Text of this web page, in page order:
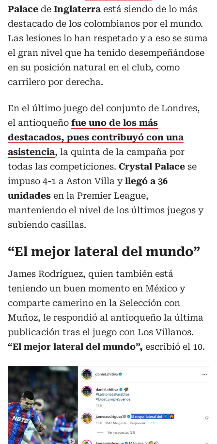
Palace de Inglaterra está siendo de lo más
destacado de los colombianos por el mundo.
Las lesiones lo han respetado y a eso se suma
el gran nivel que ha tenido desempeñándose
en su posición natural en el club, como
carrilero por derecha.
En el último juego del conjunto de Londres,
el antioqueño fue uno de los más
destacados, pues contribuyó con una
asistencia, la quinta de la campaña por
todas las competiciones. Crystal Palace se
impuso 4-1 a Aston Villa yllegó a 36
unidades en la Premier League,
manteniendo el nivel de los últimos juegos y
subiendo casillas.
“El mejor lateral del mundo”
James Rodríguez, quien también está
teniendo un buen momento en México y
comparte camerino en la Selección con
Muñoz, le respondió al antioqueño la última
publicación tras el juego con Los Villanos.
“El mejor lateral del mundo”, escribió el 10.